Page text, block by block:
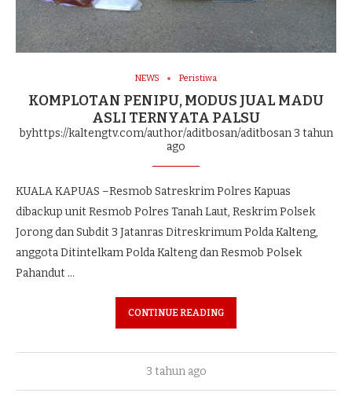
NEWS Peristiwa
KOMPLOTAN PENIPU, MODUS JUAL MADU
ASLI TERNYATA PALSU
byhttps://kaltengtv.com/author/aditbosan/aditbosan3 tahun
ago
KUALA KAPUAS –Resmob Satreskrim Polres Kapuas
dibackup unit Resmob Polres Tanah Laut, Reskrim Polsek
Jorong dan Subdit 3 Jatanras Ditreskrimum Polda Kalteng,
anggota Ditintelkam Polda Kalteng dan Resmob Polsek
Pahandut …
CONTINUE READING
3 tahun ago